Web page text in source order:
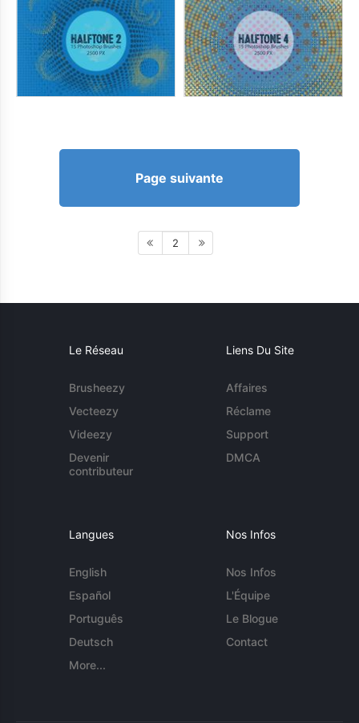
Page suivante
2
Le Réseau
Brusheezy
Vecteezy
Videezy
Devenir
contributeur
Liens Du Site
Affaires
Réclame
Support
DMCA
Langues
English
Español
Português
Deutsch
More...
Nos Infos
Nos Infos
L'Équipe
Le Blogue
Contact